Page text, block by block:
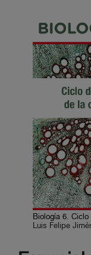
Luis Felipe